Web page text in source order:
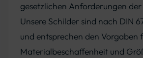
gesetzlichen Anforderungen
Unsere Schilder sind nach DIN
und entsprechen den Vorgaben
Materialbeschaffenheit und